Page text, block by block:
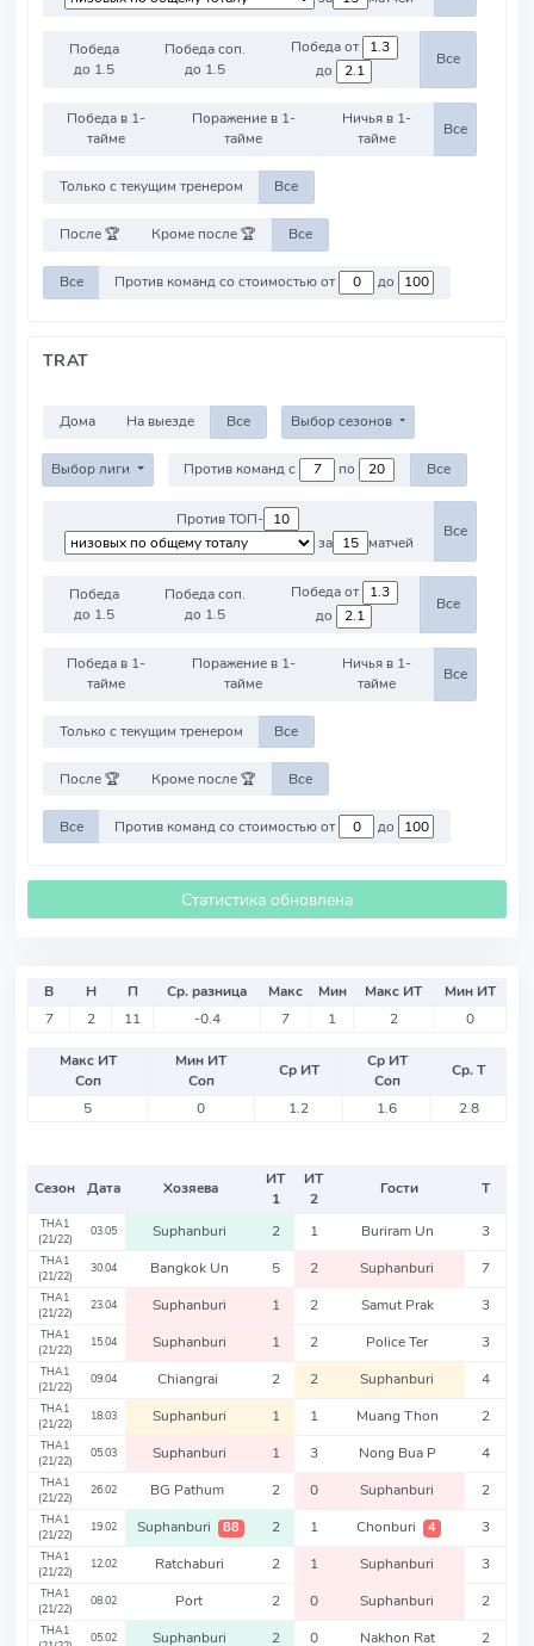
Победа
до 1.5
Победа соп.
до 1.5
Победа от
до
Все
Победа в 1-
тайме
Поражение в 1-
тайме
Ничья в 1-
тайме
Все
Только с текущим тренером Все
После 🏆 Кроме после 🏆 Все
Все Против команд со стоимостью от до
TRAT
Дома На выезде Все Выбор сезонов
Выбор лиги Против команд с по Все
Против ТОП-
за
матчей
Все
Победа
до 1.5
Победа соп.
до 1.5
Победа от
до
Все
Победа в 1-
тайме
Поражение в 1-
тайме
Ничья в 1-
тайме
Все
Только с текущим тренером Все
После 🏆 Кроме после 🏆 Все
Все Против команд со стоимостью от до
Статистика обновлена
В Н П Ср. разница Макс Мин Макс ИТ
Мин ИТ
7
2 11 -0.4 7 1 2 0
Макс ИТ
Соп
Мин ИТ
Соп
Ср ИТ
Ср ИТ
Соп
Ср. Т
5
0 1.2 1.6 2.8
Сезон Дата Хозяева
ИТ
1
ИТ
2
Гости Т
THA1
(21/22)
03.05 Suphanburi 2 1 Buriram Un 3
THA1
(21/22)
30.04 Bangkok Un 5 2 Suphanburi 7
THA1
(21/22)
23.04 Suphanburi 1 2 Samut Prak 3
THA1
(21/22)
15.04 Suphanburi 1 2 Police Ter 3
THA1
(21/22)
09.04 Chiangrai 2 2 Suphanburi 4
THA1
(21/22)
18.03 Suphanburi 1 1 Muang Thon 2
THA1
(21/22)
05.03 Suphanburi 1 3 Nong Bua P 4
THA1
(21/22)
26.02 BG Pathum 2 0 Suphanburi 2
THA1
(21/22)
19.02 Suphanburi 88 2 1 Chonburi 4 3
THA1
(21/22)
12.02 Ratchaburi 2 1 Suphanburi 3
THA1
(21/22)
08.02 Port 2 0 Suphanburi 2
THA1
05.02 Suphanburi 2 0 Nakhon Rat 2